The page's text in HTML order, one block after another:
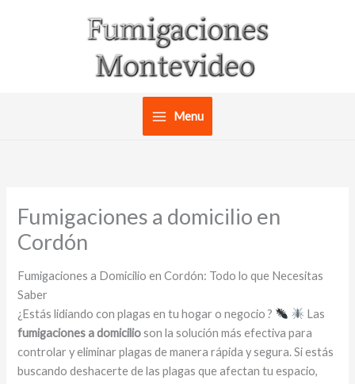
Menu
Fumigaciones a domicilio en
Cordón
Fumigaciones a Domicilio en Cordón: Todo lo que Necesitas
Saber
¿Estás lidiando con plagas en tu hogar o negocio ?
Las
fumigaciones a domicilioson la solución más efectiva para
controlar y eliminar plagas de manera rápida y segura. Si estás
buscando deshacerte de las plagas que afectan tu espacio,